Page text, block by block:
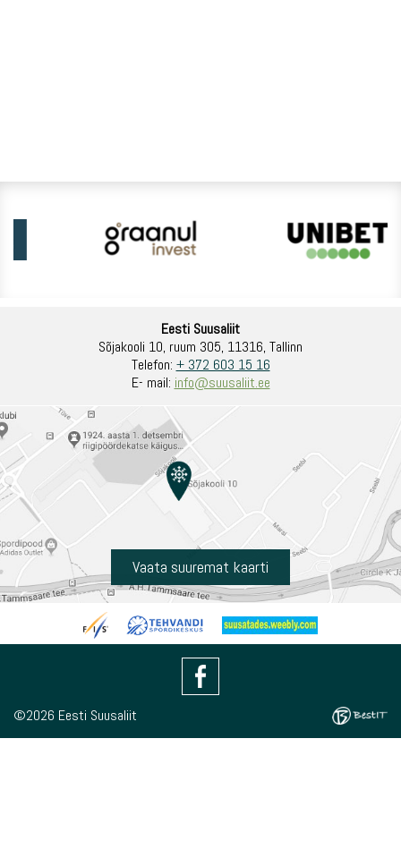
Eesti Suusaliit
Sõjakooli 10, ruum 305, 11316, Tallinn
Telefon: + 372 603 15 16
E- mail: info@suusaliit.ee
Vaata suuremat kaarti
©2026 Eesti Suusaliit